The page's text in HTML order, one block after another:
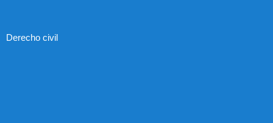
Derecho civil